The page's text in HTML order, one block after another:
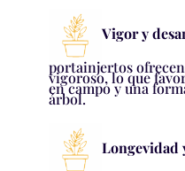
Vigor y
portainjertos
vigoroso, lo que
en campo y una
árbol.
Longevidad